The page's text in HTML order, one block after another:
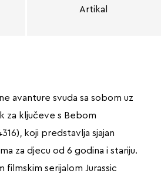
Artikal
avanture svuda sa sobom uz
za ključeve s Bebom
koji predstavlja sjajan
za djecu od 6 godina i stariju.
filmskim serijalom Jurassic